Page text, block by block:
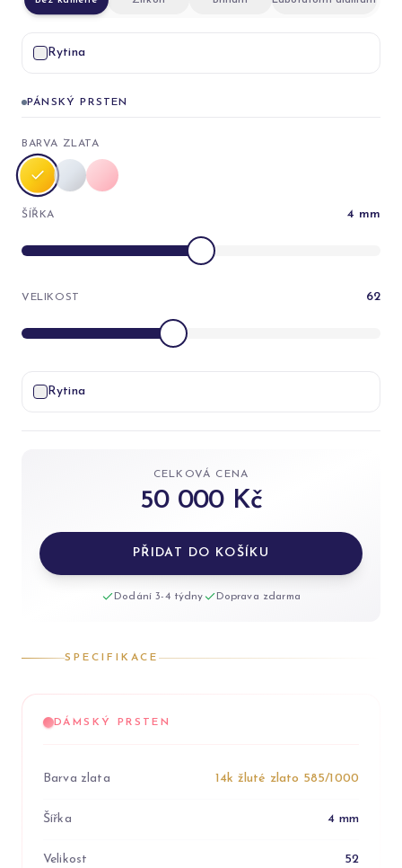
Rytina
PÁNSKÝ PRSTEN
BARVA ZLATA
ŠÍŘKA 4 mm
VELIKOST 62
Rytina
CELKOVÁ CENA
50 000 Kč
PŘIDAT DO KOŠÍKU
Dodání 3-4 týdny Doprava zdarma
SPECIFIKACE
DÁMSKÝ PRSTEN
Barva zlata 14k žluté zlato 585/1000
Šířka 4 mm
Velikost 52